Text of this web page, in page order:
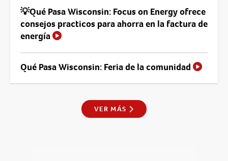
💡Qué Pasa Wisconsin: Focus on Energy ofrece
consejos practicos para ahorra en la factura de
energía
Qué Pasa Wisconsin: Feria de la comunidad
VER MÁS